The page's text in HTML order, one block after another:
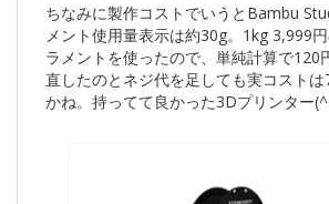
ちなみに製作コストでいうとBambu
メント使用量表示は約30g。1kg 3,999円
ラメントを使ったので、単純計算で120
直したのとネジ代を足しても実コスト
かね。持ってて良かった3Dプリンター